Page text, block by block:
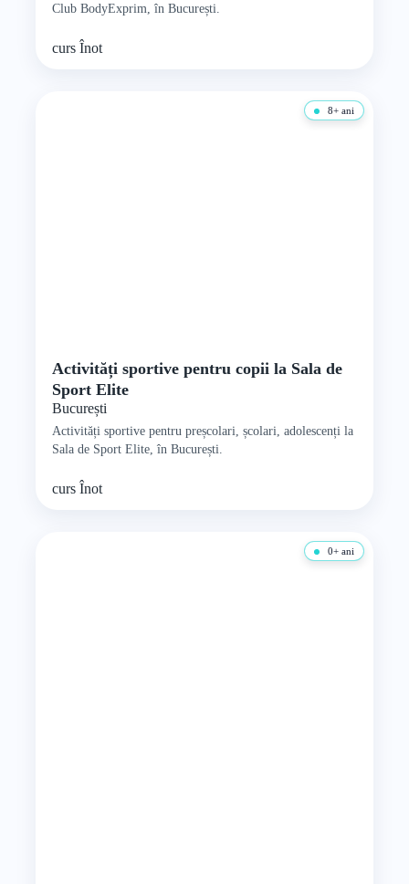
Club BodyExprim, în București.
curs Înot
8+ ani
Activități sportive pentru copii la Sala de
Sport Elite
București
Activități sportive pentru preșcolari, școlari, adolescenți la
Sala de Sport Elite, în București.
curs Înot
0+ ani